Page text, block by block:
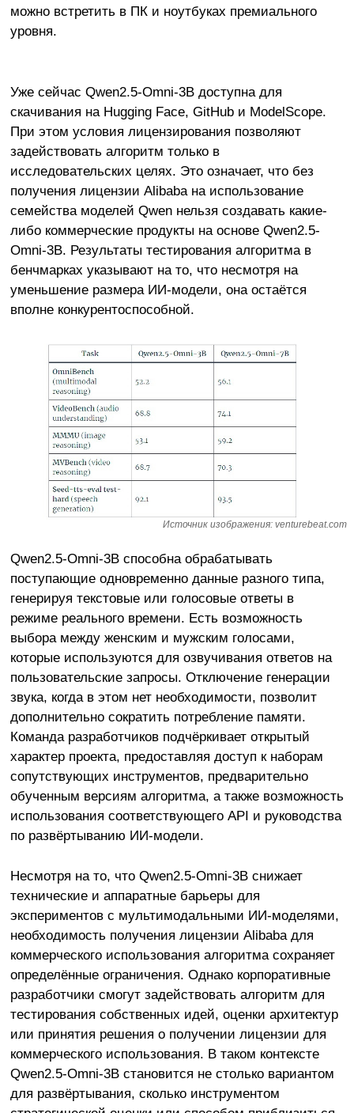
можно встретить в ПК и ноутбуках премиального
уровня.
Уже сейчас Qwen2.5-Omni-3B доступна для
скачивания на Hugging Face, GitHub и ModelScope.
При этом условия лицензирования позволяют
задействовать алгоритм только в
исследовательских целях. Это означает, что без
получения лицензии Alibaba на использование
семейства моделей Qwen нельзя создавать какие-
либо коммерческие продукты на основе Qwen2.5-
Omni-3B. Результаты тестирования алгоритма в
бенчмарках указывают на то, что несмотря на
уменьшение размера ИИ-модели, она остаётся
вполне конкурентоспособной.
Источник изображения: venturebeat.com
Qwen2.5-Omni-3B способна обрабатывать
поступающие одновременно данные разного типа,
генерируя текстовые или голосовые ответы в
режиме реального времени. Есть возможность
выбора между женским и мужским голосами,
которые используются для озвучивания ответов на
пользовательские запросы. Отключение генерации
звука, когда в этом нет необходимости, позволит
дополнительно сократить потребление памяти.
Команда разработчиков подчёркивает открытый
характер проекта, предоставляя доступ к наборам
сопутствующих инструментов, предварительно
обученным версиям алгоритма, а также возможность
использования соответствующего API и руководства
по развёртыванию ИИ-модели.
Несмотря на то, что Qwen2.5-Omni-3B снижает
технические и аппаратные барьеры для
экспериментов с мультимодальными ИИ-моделями,
необходимость получения лицензии Alibaba для
коммерческого использования алгоритма сохраняет
определённые ограничения. Однако корпоративные
разработчики смогут задействовать алгоритм для
тестирования собственных идей, оценки архитектур
или принятия решения о получении лицензии для
коммерческого использования. В таком контексте
Qwen2.5-Omni-3B становится не столько вариантом
для развёртывания, сколько инструментом